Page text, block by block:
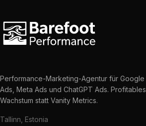
Performance-Marketing-Agentur für Google
Ads, Meta Ads und ChatGPT Ads. Profitables
Wachstum statt Vanity Metrics.
Tallinn, Estonia